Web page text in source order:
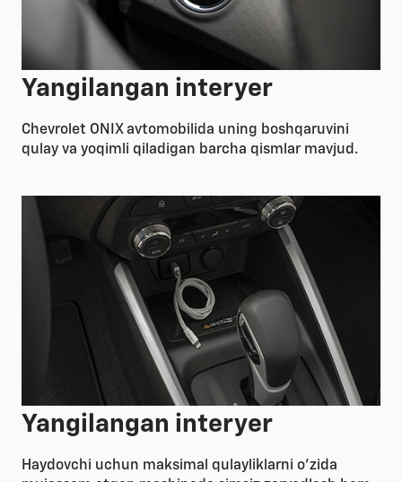
Yangilangan interyer
Chevrolet ONIX avtomobilida uning boshqaruvini
qulay va yoqimli qiladigan barcha qismlar mavjud.
Yangilangan interyer
Haydovchi uchun maksimal qulayliklarni o'zida